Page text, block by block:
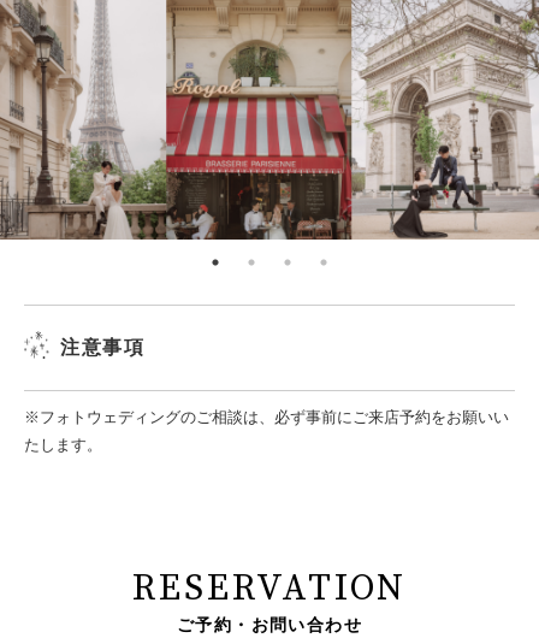
注意事項
※フォトウェディングのご相談は、必ず事前にご来店予約をお願いい
たします。
RESERVATION
ご予約・お問い合わせ